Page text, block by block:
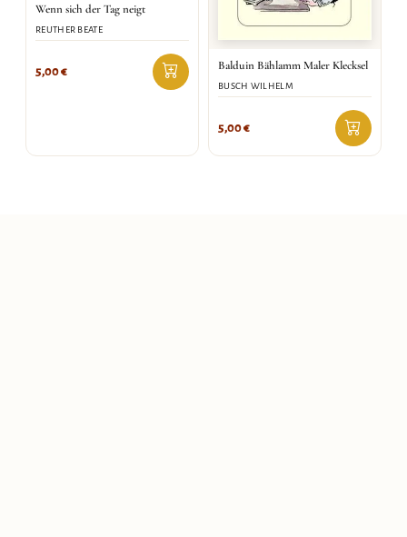
Wenn sich der Tag neigt
REUTHER BEATE
5,00€ Balduin Bählamm Maler Klecksel
BUSCH WILHELM
5,00€